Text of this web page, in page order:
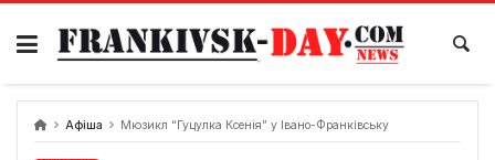
Skip
content
Афіша Мюзикл “Гуцулка Ксенія” у Івано-Франківську